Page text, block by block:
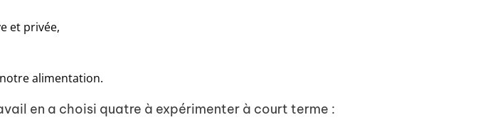
et privée,
alimentation.
en a choisi quatre à expérimenter à court terme :